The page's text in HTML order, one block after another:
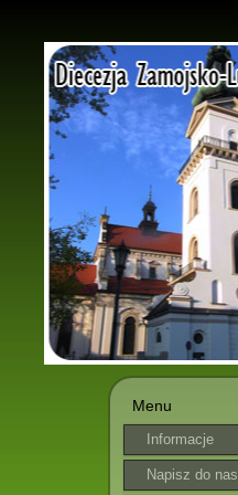
Menu
Informacje
parafialne
Napisz do nas